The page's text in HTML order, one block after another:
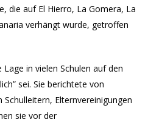
die auf El Hierro, La Gomera, La
verhängt wurde, getroffen
in vielen Schulen auf den
sei. Sie berichtete von
Elternvereinigungen
sie vor der